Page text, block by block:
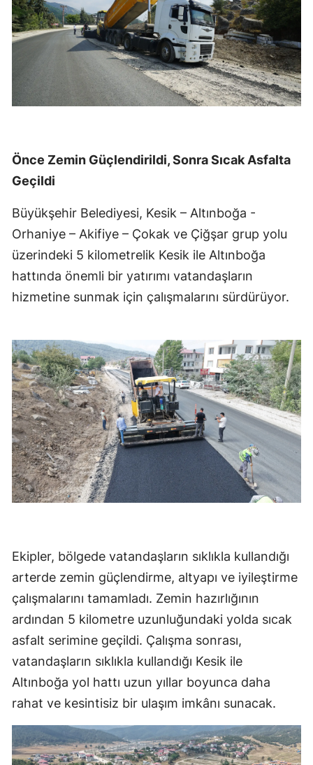
Önce Zemin Güçlendirildi, Sonra Sıcak Asfalta
Geçildi
Büyükşehir Belediyesi, Kesik – Altınboğa -
Orhaniye – Akifiye – Çokak ve Çiğşar grup yolu
üzerindeki 5 kilometrelik Kesik ile Altınboğa
hattında önemli bir yatırımı vatandaşların
hizmetine sunmak için çalışmalarını sürdürüyor.
Ekipler, bölgede vatandaşların sıklıkla kullandığı
arterde zemin güçlendirme, altyapı ve iyileştirme
çalışmalarını tamamladı. Zemin hazırlığının
ardından 5 kilometre uzunluğundaki yolda sıcak
asfalt serimine geçildi. Çalışma sonrası,
vatandaşların sıklıkla kullandığı Kesik ile
Altınboğa yol hattı uzun yıllar boyunca daha
rahat ve kesintisiz bir ulaşım imkânı sunacak.